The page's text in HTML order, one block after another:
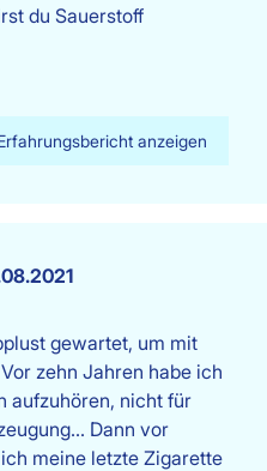
du Sauerstoff
anzeigen
gewartet, um mit
zehn Jahren habe ich
aufzuhören, nicht für
Dann vor
meine letzte Zigarette